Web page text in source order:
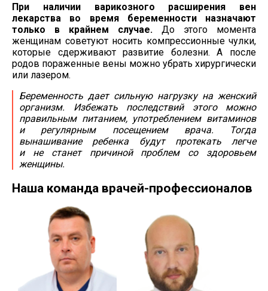
При наличии варикозного расширения вен
лекарства во время беременности назначают
только в крайнем случае. До этого момента
женщинам советуют носить компрессионные чулки,
которые сдерживают развитие болезни. А после
родов пораженные вены можно убрать хирургически
или лазером.
Беременность дает сильную нагрузку на женский
организм. Избежать последствий этого можно
правильным питанием, употреблением витаминов
и регулярным посещением врача. Тогда
вынашивание ребенка будут протекать легче
и не станет причиной проблем со здоровьем
женщины.
Наша команда врачей-профессионалов